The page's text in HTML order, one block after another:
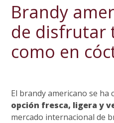
Brandy
de disfrutar
como en
El brandy americano se ha
opción fresca, ligera y
mercado internacional de